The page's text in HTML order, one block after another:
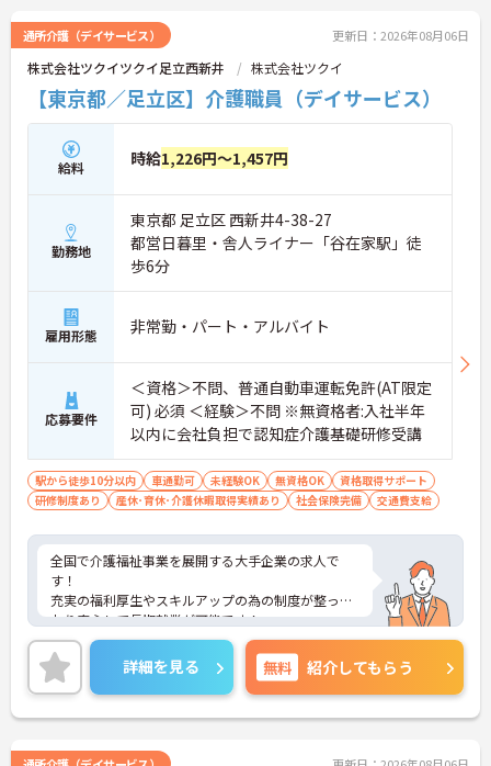
通所介護（デイサービス） 更新日：2026年08月06日
株式会社ツクイツクイ足立西新井 株式会社ツクイ
【東京都／足立区】介護職員（デイサービス）
給料 時給1,226円～1,457円
勤務地
東京都 足立区 西新井4-38-27
都営日暮里・舎人ライナー「谷在家駅」徒
歩6分
雇用形態 非常勤・パート・アルバイト
応募要件
＜資格＞不問、普通自動車運転免許(AT限定
可) 必須 ＜経験＞不問 ※無資格者:入社半年
以内に会社負担で認知症介護基礎研修受講
駅から徒歩10分以内 車通勤可 未経験OK 無資格OK
資格取得サポート
研修制度あり
産休･育休･介護休暇取得実績あり 社会保険完備 交通費支給
全国で介護福祉事業を展開する大手企業の求人で
す！
充実の福利厚生やスキルアップの為の制度が整って
おり安心して長期就業が可能です！
ご興味ある方には、面接のポイントなど、さらに詳
細をお話致しますのでお気軽にご相談ください。
詳細を見る 無料 紹介してもらう